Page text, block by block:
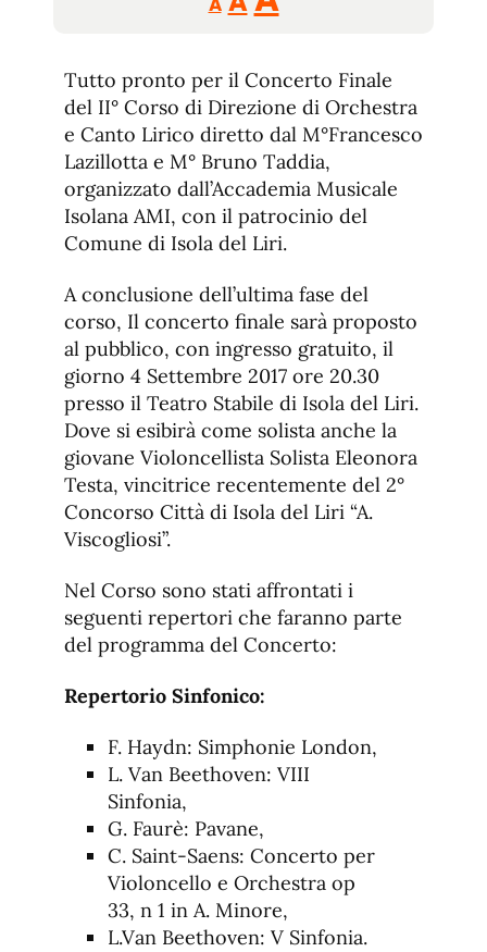
tamaño
de
fuente
de
fuente.
Tutto pronto per il Concerto Finale
del II° Corso di Direzione di Orchestra
e Canto Lirico diretto dal M°Francesco
Lazillotta e M° Bruno Taddia,
organizzato dall’Accademia Musicale
Isolana AMI, con il patrocinio del
Comune di Isola del Liri.
A conclusione dell’ultima fase del
corso, Il concerto finale sarà proposto
al pubblico, con ingresso gratuito, il
giorno 4 Settembre 2017 ore 20.30
presso il Teatro Stabile di Isola del Liri.
Dove si esibirà come solista anche la
giovane Violoncellista Solista Eleonora
Testa, vincitrice recentemente del 2°
Concorso Città di Isola del Liri “A.
Viscogliosi”.
Nel Corso sono stati affrontati i
seguenti repertori che faranno parte
del programma del Concerto:
Repertorio Sinfonico:
F. Haydn: Simphonie London,
L. Van Beethoven: VIII
Sinfonia,
G. Faurè: Pavane,
C. Saint-Saens: Concerto per
Violoncello e Orchestra op
33, n 1 in A. Minore,
L.Van Beethoven: V Sinfonia.